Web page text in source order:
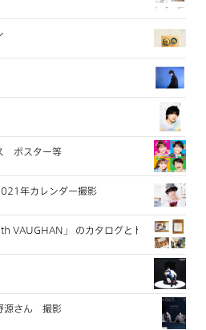
ポスター等
年カレンダー撮影
VAUGHAN」 のカタログとトートバッグ
源さん 撮影